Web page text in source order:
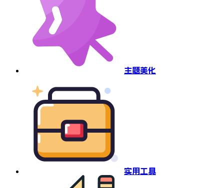
主题美化
实用工具